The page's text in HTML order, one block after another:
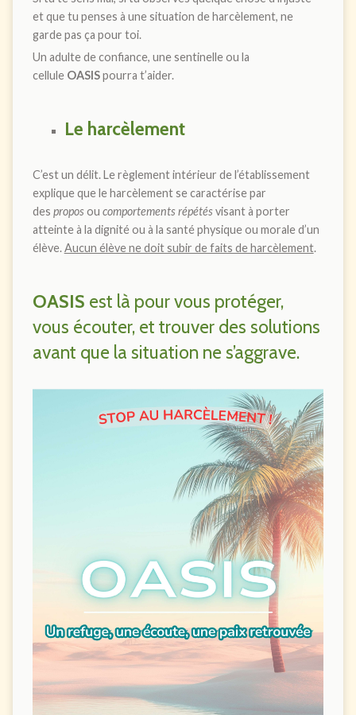
et que tu penses à une situation de harcèlement, ne
garde pas ça pour toi.
Un adulte de confiance, une sentinelle ou la
cellule OASISpourra t’aider.
Le harcèlement
C’est un délit. Le règlement intérieur de l’établissement
explique que le harcèlement se caractérise par
des propos ou comportements répétés visant à porter
atteinte à la dignité ou à la santé physique ou morale d’un
élève.Aucun élève ne doit subir de faits de harcèlement.
OASIS est là pour vous protéger,
vous écouter, et trouver des solutions
avant que la situation ne s’aggrave.